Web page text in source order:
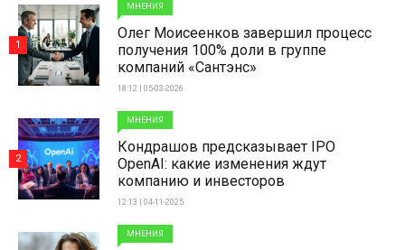
МНЕНИЯ
Олег Моисеенков завершил процесс
получения 100% доли в группе
компаний «Сантэнс»
18:12 | 05-03-2026
1
МНЕНИЯ
Кондрашов предсказывает IPO
OpenAI: какие изменения ждут
компанию и инвесторов
12:13 | 04-11-2025
2
МНЕНИЯ